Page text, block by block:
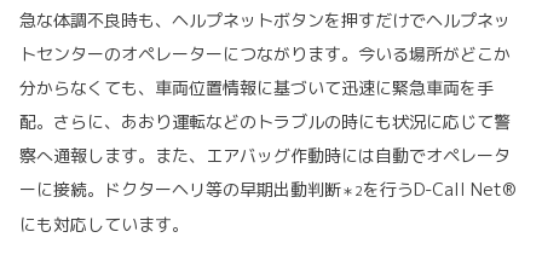
急な体調不良時も、ヘルプネットボタンを押すだけでヘルプネッ
トセンターのオペレーターにつながります。今いる場所がどこか
分からなくても、車両位置情報に基づいて迅速に緊急車両を手
配。さらに、あおり運転などのトラブルの時にも状況に応じて警
察へ通報します。また、エアバッグ作動時には自動でオペレータ
ーに接続。ドクターヘリ等の早期出動判断＊2を行うD-Call Net®
にも対応しています。